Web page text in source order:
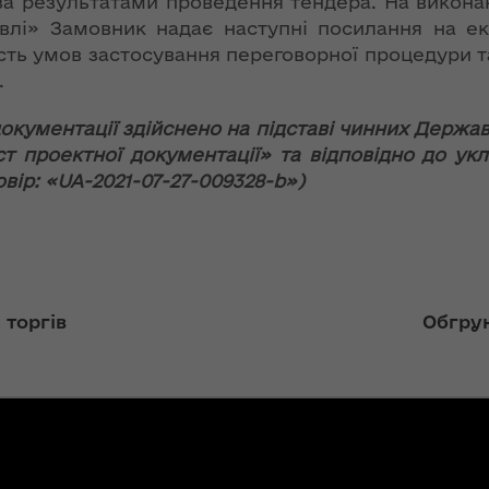
2018
2018
Новий
адміністративно-
функції мають
новостворені
районні державні
оздоровча
кампанія для дітей
НЕФОРМАТ:
Замовник надає наступні посилання на
умов застосування переговорної процедури
здійснено на підставі чинних
проектної документації» та відповідно до
«UA-2021-07-27-009328-b»)